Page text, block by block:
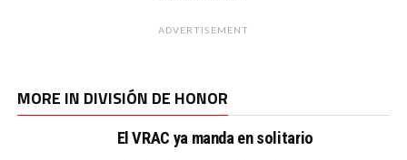
ADVERTISEMENT
MORE IN DIVISIÓN DE HONOR
El VRAC ya manda en solitario